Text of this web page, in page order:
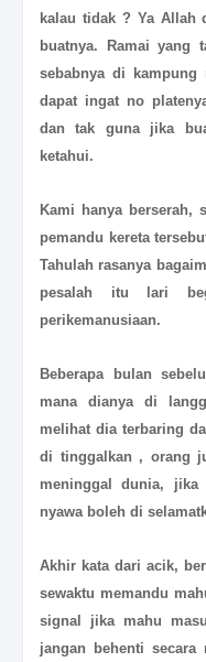
kalau tidak ? Ya Allah
buatnya. Ramai yang
sebabnya di
dapat ingat no
dan tak guna jika
ketahui.
Kami hanya berserah,
pemandu kereta
Tahulah rasanya
pesalah itu lari
perikemanusiaan.
Beberapa bulan
mana dianya di
melihat dia terbaring
di tinggalkan , orang
meninggal dunia,
nyawa boleh di
Akhir kata dari acik,
sewaktu memandu
signal jika mahu
jangan behenti secara